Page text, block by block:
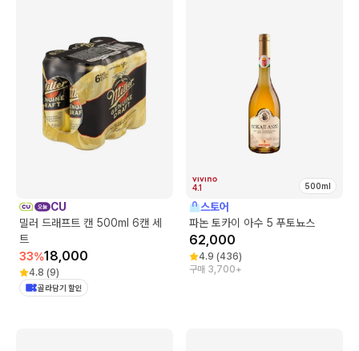
CU
밀러 드래프트 캔 500ml 6캔 세
트
33%18,000
4.8 (9)
골라담기 할인
500ml
4.1
스토어
파논 토카이 아수 5 푸토뇨스
62,000
4.9 (436)
구매 3,700+